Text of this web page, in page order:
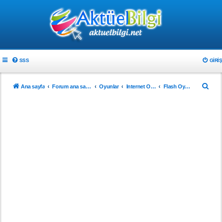
SSS GIRIŞ
Ana sayfa Forum ana sayfa Oyunlar Internet Oyunları Flash Oyunlar